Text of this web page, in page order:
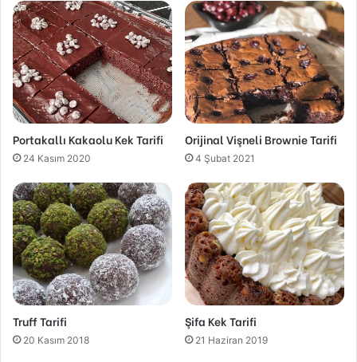
Portakallı Kakaolu Kek Tarifi
24 Kasım 2020
Orijinal Vişneli Brownie Tarifi
4 Şubat 2021
Truff Tarifi
20 Kasım 2018
Şifa Kek Tarifi
21 Haziran 2019